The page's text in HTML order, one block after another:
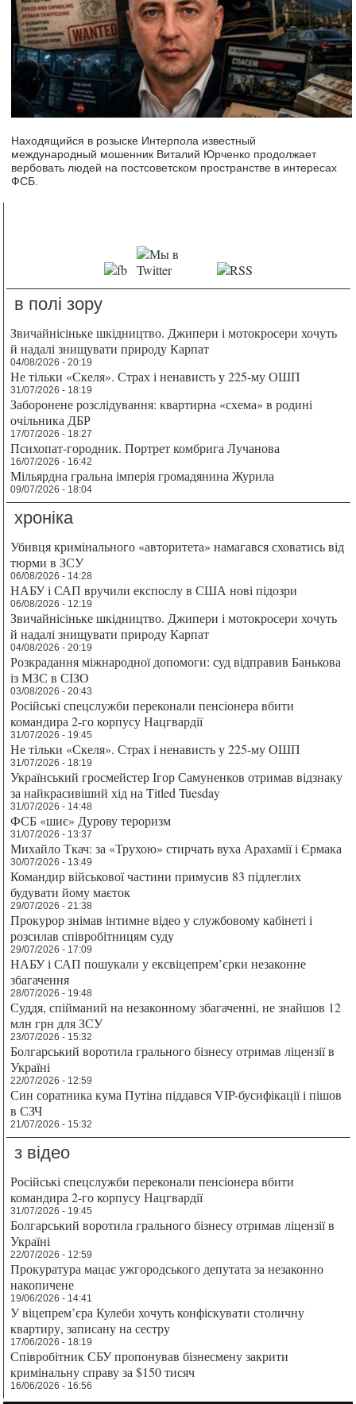
Находящийся в розыске Интерпола известный
международный мошенник Виталий Юрченко продолжает
вербовать людей на постсоветском пространстве в интересах
ФСБ.
в полі зору
Звичайнісіньке шкідництво. Джипери і мотокросери хочуть
й надалі знищувати природу Карпат
04/08/2026 - 20:19
Не тільки «Скеля». Страх і ненависть у 225-му ОШП
31/07/2026 - 18:19
Заборонене розслідування: квартирна «схема» в родині
очільника ДБР
17/07/2026 - 18:27
Психопат-городник. Портрет комбрига Лучанова
16/07/2026 - 16:42
Мільярдна гральна імперія громадянина Журила
09/07/2026 - 18:04
хроніка
Убивця кримінального «авторитета» намагався сховатись від
тюрми в ЗСУ
06/08/2026 - 14:28
НАБУ і САП вручили експослу в США нові підозри
06/08/2026 - 12:19
Звичайнісіньке шкідництво. Джипери і мотокросери хочуть
й надалі знищувати природу Карпат
04/08/2026 - 20:19
Розкрадання міжнародної допомоги: суд відправив Банькова
із МЗС в СІЗО
03/08/2026 - 20:43
Російські спецслужби переконали пенсіонера вбити
командира 2-го корпусу Нацгвардії
31/07/2026 - 19:45
Не тільки «Скеля». Страх і ненависть у 225-му ОШП
31/07/2026 - 18:19
Український гросмейстер Ігор Самуненков отримав відзнаку
за найкрасивіший хід на Titled Tuesday
31/07/2026 - 14:48
ФСБ «шиє» Дурову тероризм
31/07/2026 - 13:37
Михайло Ткач: за «Трухою» стирчать вуха Арахамії і Єрмака
30/07/2026 - 13:49
Командир військової частини примусив 83 підлеглих
будувати йому маєток
29/07/2026 - 21:38
Прокурор знімав інтимне відео у службовому кабінеті і
розсилав співробітницям суду
29/07/2026 - 17:09
НАБУ і САП пошукали у ексвіцепрем’єрки незаконне
збагачення
28/07/2026 - 19:48
Суддя, спійманий на незаконному збагаченні, не знайшов 12
млн грн для ЗСУ
23/07/2026 - 15:32
Болгарський воротила грального бізнесу отримав ліцензії в
Україні
22/07/2026 - 12:59
Син соратника кума Путіна піддався VIP-бусифікації і пішов
в СЗЧ
21/07/2026 - 15:32
з відео
Російські спецслужби переконали пенсіонера вбити
командира 2-го корпусу Нацгвардії
31/07/2026 - 19:45
Болгарський воротила грального бізнесу отримав ліцензії в
Україні
22/07/2026 - 12:59
Прокуратура мацає ужгородського депутата за незаконно
накопичене
19/06/2026 - 14:41
У віцепрем’єра Кулеби хочуть конфіскувати столичну
квартиру, записану на сестру
17/06/2026 - 18:19
Співробітник СБУ пропонував бізнесмену закрити
кримінальну справу за $150 тисяч
16/06/2026 - 16:56